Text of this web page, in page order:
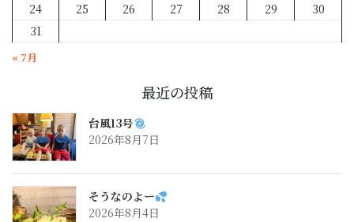
24
25 26 27 28 29
30
31
« 7月
最近の投稿
台風13号
2026年8月7日
そうなのよー
2026年8月4日